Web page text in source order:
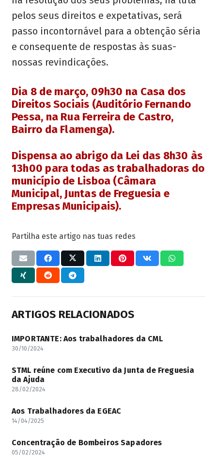
pelos seus direitos e expetativas, será
passo incontornável para a obtenção séria
e consequente de respostas às suas-
nossas revindicações.
Dia 8 de março, 09h30 na Casa dos
Direitos Sociais (Auditório Fernando
Pessa, na Rua Ferreira de Castro,
Bairro da Flamenga).
Dispensa ao abrigo da Lei das 8h30 às
13h00 para todas as trabalhadoras do
município de Lisboa (Câmara
Municipal, Juntas de Freguesia e
Empresas Municipais).
Partilha este artigo nas tuas redes
ARTIGOS RELACIONADOS
IMPORTANTE: Aos trabalhadores da CML
30/10/2024
STML reúne com Executivo da Junta de Freguesia
da Ajuda
28/02/2024
Aos Trabalhadores da EGEAC
14/04/2025
Concentração de Bombeiros Sapadores
05/02/2024